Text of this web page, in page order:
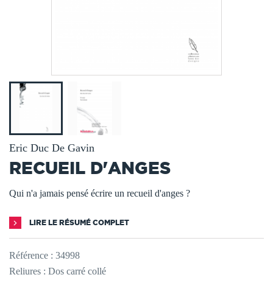
Eric Duc De Gavin
RECUEIL D'ANGES
Qui n'a jamais pensé écrire un recueil d'anges ?
LIRE LE RÉSUMÉ COMPLET
Référence : 34998
Reliures : Dos carré collé